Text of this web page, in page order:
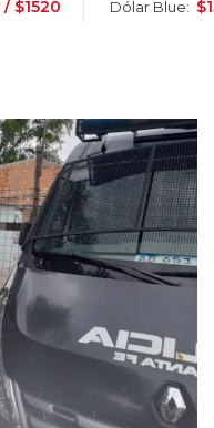
Dólar Blue: $1515 / $1535